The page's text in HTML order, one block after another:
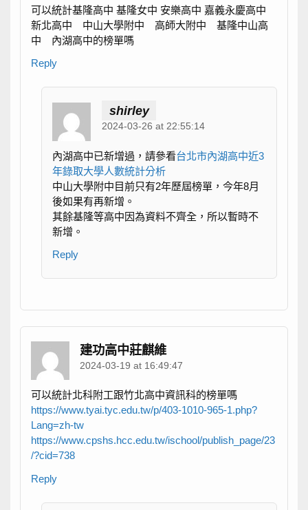
可以統計基隆高中 基隆女中 安樂高中 嘉義永慶高中
新北高中 中山大學附中 高師大附中 基隆中山高
中 內湖高中的榜單嗎
Reply
shirley
2024-03-26 at 22:55:14
內湖高中已新增過，請參看台北市內湖高中近3
年錄取大學人數統計分析
中山大學附中目前只有2年歷屆榜單，今年8月
後如果有再新增。
其餘基隆等高中因為資料不齊全，所以暫時不
新增。
Reply
建功高中莊麒維
2024-03-19 at 16:49:47
可以統計北科附工跟竹北高中資訊科的榜單嗎
https://www.tyai.tyc.edu.tw/p/403-1010-965-1.php?
Lang=zh-tw
https://www.cpshs.hcc.edu.tw/ischool/publish_page/23
/?cid=738
Reply